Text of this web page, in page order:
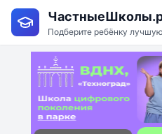
Подберите ребёнку